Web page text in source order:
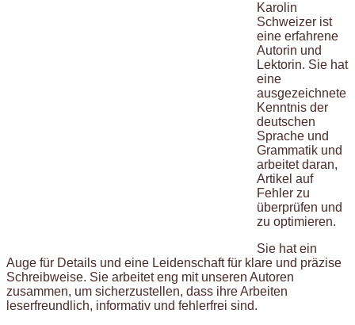
Karolin
Schweizer ist
eine erfahrene
Autorin und
Lektorin. Sie hat
eine
ausgezeichnete
Kenntnis der
deutschen
Sprache und
Grammatik und
arbeitet daran,
Artikel auf
Fehler zu
überprüfen und
zu optimieren.
Sie hat ein
Auge für Details und eine Leidenschaft für klare und präzise
Schreibweise. Sie arbeitet eng mit unseren Autoren
zusammen, um sicherzustellen, dass ihre Arbeiten
leserfreundlich, informativ und fehlerfrei sind.